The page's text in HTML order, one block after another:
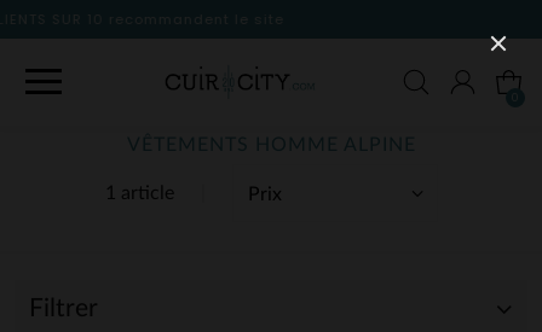
1 article
VÊTEMENTS HOMME ALPINE
Filtrer